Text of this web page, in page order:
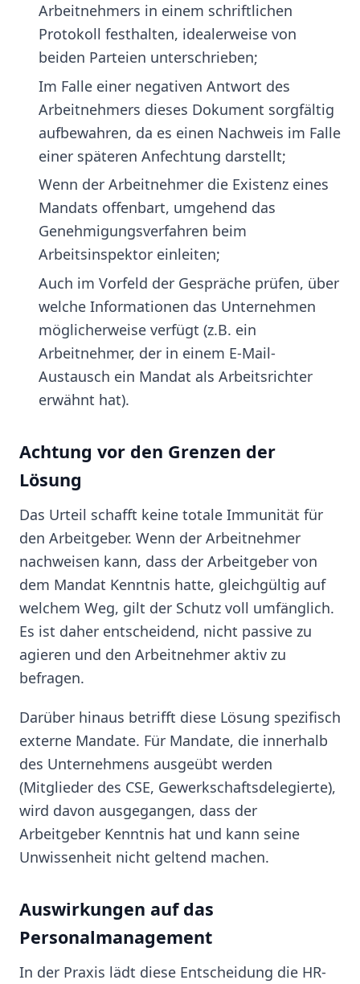
Arbeitnehmers in einem schriftlichen
Protokoll festhalten, idealerweise von
beiden Parteien unterschrieben;
Im Falle einer negativen Antwort des
Arbeitnehmers dieses Dokument sorgfältig
aufbewahren, da es einen Nachweis im Falle
einer späteren Anfechtung darstellt;
Wenn der Arbeitnehmer die Existenz eines
Mandats offenbart, umgehend das
Genehmigungsverfahren beim
Arbeitsinspektor einleiten;
Auch im Vorfeld der Gespräche prüfen, über
welche Informationen das Unternehmen
möglicherweise verfügt (z.B. ein
Arbeitnehmer, der in einem E-Mail-
Austausch ein Mandat als Arbeitsrichter
erwähnt hat).
Achtung vor den Grenzen der
Lösung
Das Urteil schafft keine totale Immunität für
den Arbeitgeber. Wenn der Arbeitnehmer
nachweisen kann, dass der Arbeitgeber von
dem Mandat Kenntnis hatte, gleichgültig auf
welchem Weg, gilt der Schutz voll umfänglich.
Es ist daher entscheidend, nicht passive zu
agieren und den Arbeitnehmer aktiv zu
befragen.
Darüber hinaus betrifft diese Lösung spezifisch
externe Mandate. Für Mandate, die innerhalb
des Unternehmens ausgeübt werden
(Mitglieder des CSE, Gewerkschaftsdelegierte),
wird davon ausgegangen, dass der
Arbeitgeber Kenntnis hat und kann seine
Unwissenheit nicht geltend machen.
Auswirkungen auf das
Personalmanagement
In der Praxis lädt diese Entscheidung die HR-